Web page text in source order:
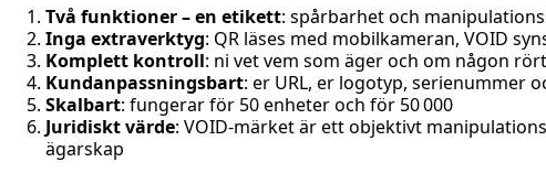
Två funktioner – en etikett: spårbarhet och
Inga extraverktyg: QR läses med mobilkameran, VOID
Komplett kontroll: ni vet vem som äger och om någon
Kundanpassningsbart: er URL, er logotyp, serienummer
Skalbart: fungerar för 50 enheter och för 50 000
Juridiskt värde: VOID-märket är ett objektivt
ägarskap